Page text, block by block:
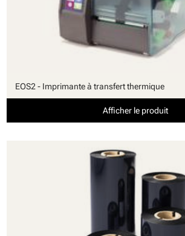
EOS2 - Imprimante à transfert thermique
Afficher le produit